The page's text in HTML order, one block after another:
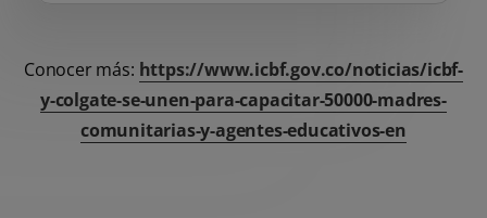
Conocer más: https://www.icbf.gov.co/noticias/icbf-
y-colgate-se-unen-para-capacitar-50000-madres-
comunitarias-y-agentes-educativos-en